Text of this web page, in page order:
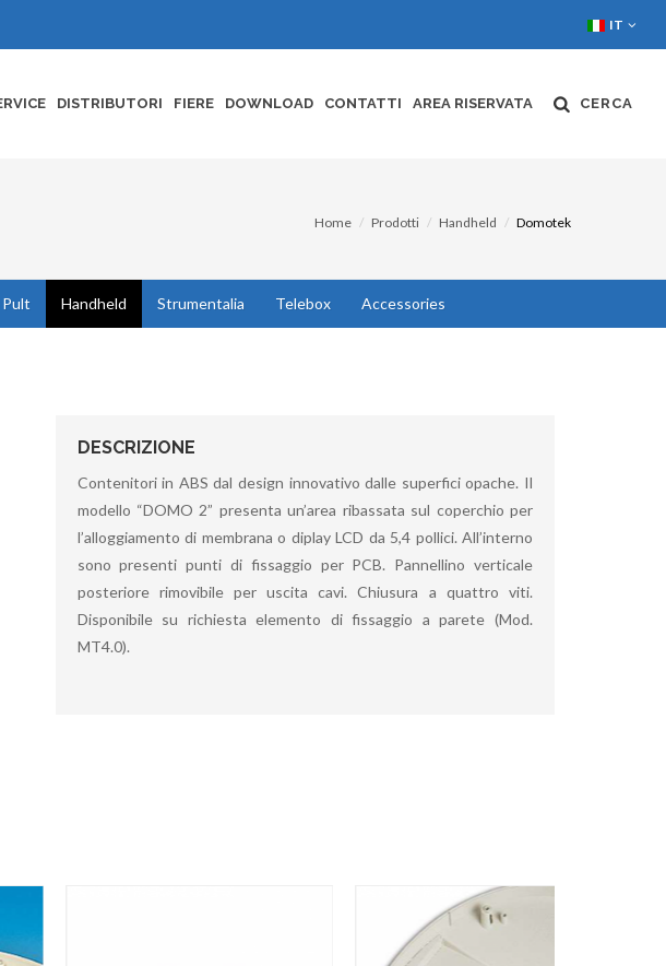
IT
DISTRIBUTORI FIERE DOWNLOAD CONTATTI AREA RISERVATA CERCA
Home Prodotti Handheld Domotek
Pult Handheld Strumentalia Telebox Accessories
DESCRIZIONE
Contenitori in ABS dal design innovativo dalle superfici opache. Il
modello “DOMO 2” presenta un’area ribassata sul coperchio per
l’alloggiamento di membrana o diplay LCD da 5,4 pollici. All’interno
sono presenti punti di fissaggio per PCB. Pannellino verticale
posteriore rimovibile per uscita cavi. Chiusura a quattro viti.
Disponibile su richiesta elemento di fissaggio a parete (Mod.
MT4.0).